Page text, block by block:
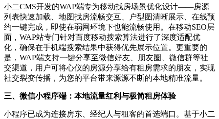
小二CMS开发的WAP端专为移动找房场景优化设计——房源
列表快速加载、地图找房流畅交互、户型图清晰展示、在线预
约一键完成，即使在弱网环境下也能流畅使用。在移动SEO层
面，WAP站专门针对百度移动搜索算法进行了深度适配优
化，确保在手机端搜索结果中获得优先展示位置。更重要的
是，WAP端支持一键分享至微信好友、朋友圈、微信群等社
交渠道，用户可将心仪的房源分享给有租房需求的朋友，实现
社交裂变传播，为您的平台带来源源不断的本地精准流量。
三、微信小程序端：本地流量红利与极简租房体验
小程序已成为连接房东、经纪人与租客的首选端口。基于小二